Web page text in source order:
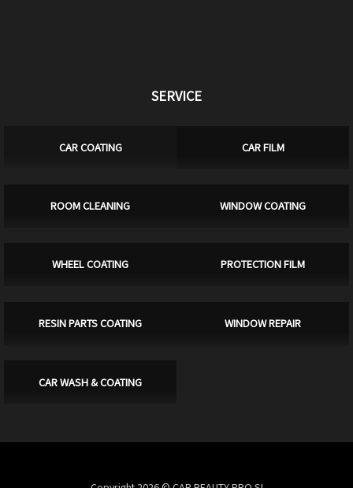
SERVICE
CAR COATING CAR FILM
ROOM CLEANING WINDOW COATING
WHEEL COATING PROTECTION FILM
RESIN PARTS COATING WINDOW REPAIR
CAR WASH & COATING